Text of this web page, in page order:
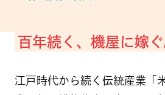
百年続く、機屋に嫁ぐ
江戸時代から続く伝統産業「